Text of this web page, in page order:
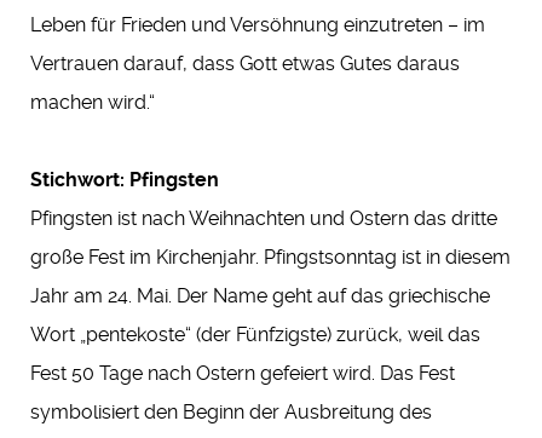
Leben für Frieden und Versöhnung einzutreten – im
Vertrauen darauf, dass Gott etwas Gutes daraus
machen wird.“
Stichwort: Pfingsten
Pfingsten ist nach Weihnachten und Ostern das dritte
große Fest im Kirchenjahr. Pfingstsonntag ist in diesem
Jahr am 24. Mai. Der Name geht auf das griechische
Wort „pentekoste“ (der Fünfzigste) zurück, weil das
Fest 50 Tage nach Ostern gefeiert wird. Das Fest
symbolisiert den Beginn der Ausbreitung des